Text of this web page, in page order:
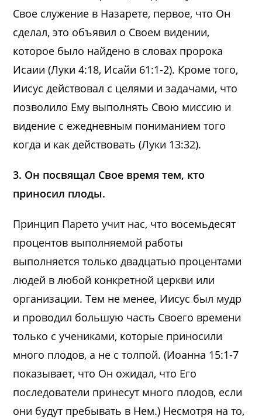
Свое служение в Назарете, первое, что Он
сделал, это объявил о Своем видении,
которое было найдено в словах пророка
Исаии (Луки 4:18, Исайи 61:1-2). Кроме того,
Иисус действовал с целями и задачами, что
позволило Ему выполнять Свою миссию и
видение с ежедневным пониманием того
когда и как действовать (Луки 13:32).
3. Он посвящал Свое время тем, кто
приносил плоды.
Принцип Парето учит нас, что восемьдесят
процентов выполняемой работы
выполняется только двадцатью процентами
людей в любой конкретной церкви или
организации. Тем не менее, Иисус был мудр
и проводил большую часть Своего времени
только с учениками, которые приносили
много плодов, а не с толпой. (Иоанна 15:1-7
показывает, что Он ожидал, что Его
последователи принесут много плодов, если
они будут пребывать в Нем.) Несмотря на то,